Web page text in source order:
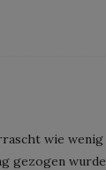
wie wenig
gezogen wurde